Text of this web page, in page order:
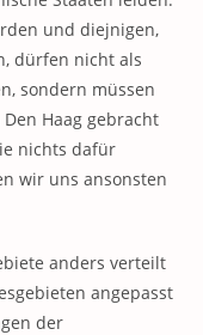
und diejnigen,
dürfen nicht als
sondern müssen
Haag gebracht
nichts dafür
wir uns ansonsten
anders verteilt
angepasst
der